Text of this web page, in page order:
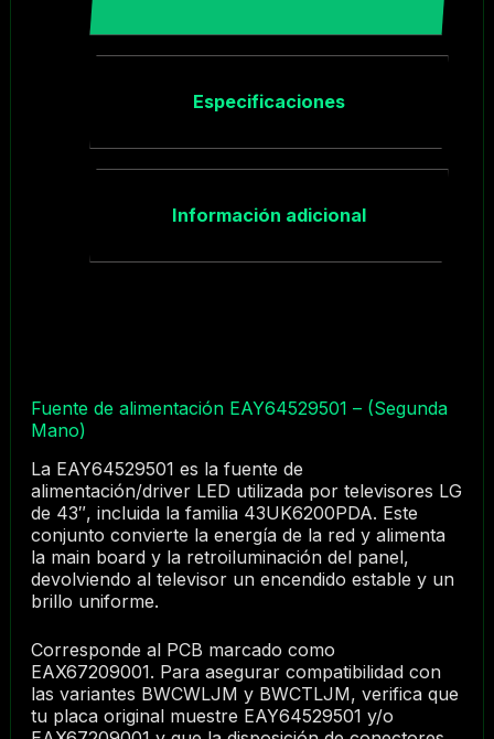
Especificaciones
Información adicional
Fuente de alimentación EAY64529501 – (Segunda
Mano)
La EAY64529501 es la fuente de
alimentación/driver LED utilizada por televisores LG
de 43″, incluida la familia 43UK6200PDA. Este
conjunto convierte la energía de la red y alimenta
la main board y la retroiluminación del panel,
devolviendo al televisor un encendido estable y un
brillo uniforme.
Corresponde al PCB marcado como
EAX67209001. Para asegurar compatibilidad con
las variantes BWCWLJM y BWCTLJM, verifica que
tu placa original muestre EAY64529501 y/o